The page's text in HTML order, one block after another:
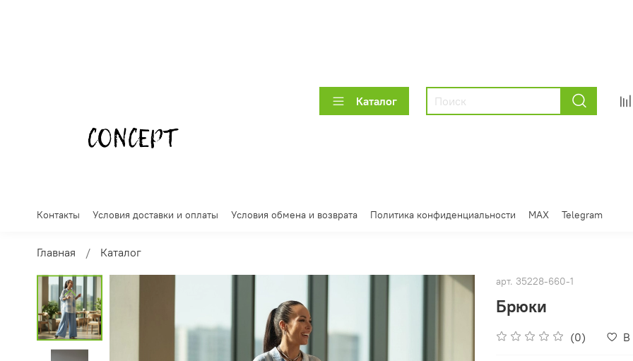
Каталог
Контакты Условия доставки и оплаты Условия обмена и возврата Политика конфиденциальности MAX Telegram
Главная Каталог
арт. 35228-660-1
Брюки
(0) В